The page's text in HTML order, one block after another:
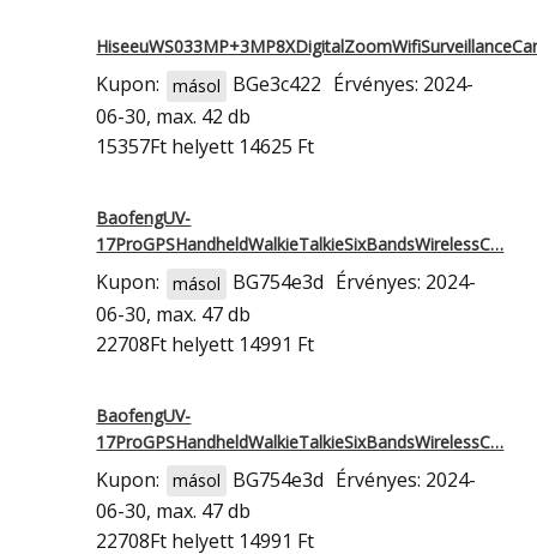
Kupon: másol BGe3c422 Érvényes: 2024-
06-30, max. 42 db
15357Ft helyett 14625 Ft
BaofengUV-
17ProGPSHandheldWalkieTalkieSixBandsWirelessC…
Kupon: másol BG754e3d Érvényes: 2024-
06-30, max. 47 db
22708Ft helyett 14991 Ft
BaofengUV-
17ProGPSHandheldWalkieTalkieSixBandsWirelessC…
Kupon: másol BG754e3d Érvényes: 2024-
06-30, max. 47 db
22708Ft helyett 14991 Ft